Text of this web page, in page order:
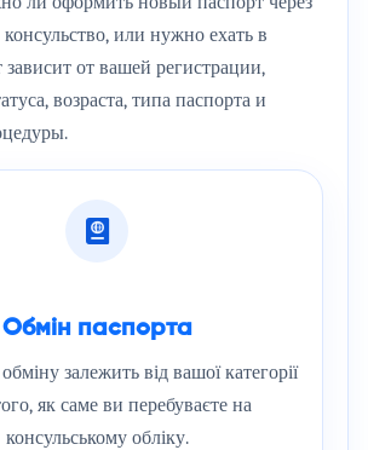
или нужно ехать в
зависит от вашей регистрации,
возраста, типа паспорта и
Обмін паспорта
залежить від вашої категорії
як саме ви перебуваєте на
консульському обліку.